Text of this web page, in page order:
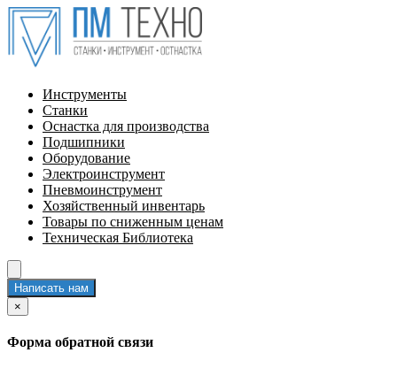
Инструменты
Станки
Оснастка для производства
Подшипники
Оборудование
Электроинструмент
Пневмоинструмент
Хозяйственный инвентарь
Товары по сниженным ценам
Техническая Библиотека
Написать нам
×
Форма обратной связи